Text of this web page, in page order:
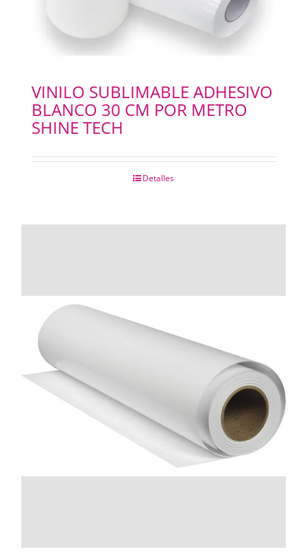
VINILO SUBLIMABLE ADHESIVO
BLANCO 30 CM POR METRO
SHINE TECH
Detalles